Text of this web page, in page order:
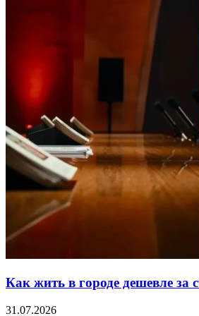
Как жить в городе дешевле за
31.07.2026